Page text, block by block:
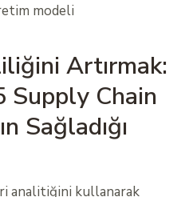
modeli
Artırmak:
Supply Chain
Sağladığı
analitiğini kullanarak